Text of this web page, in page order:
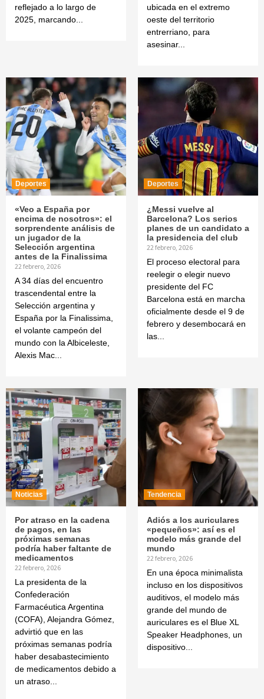
reflejado a lo largo de
2025, marcando...
ubicada en el extremo
oeste del territorio
entrerriano, para
asesinar...
Deportes
«Veo a España por
encima de nosotros»: el
sorprendente análisis de
un jugador de la
Selección argentina
antes de la Finalissima
22 febrero, 2026
A 34 días del encuentro
trascendental entre la
Selección argentina y
España por la Finalissima,
el volante campeón del
mundo con la Albiceleste,
Alexis Mac...
Deportes
¿Messi vuelve al
Barcelona? Los serios
planes de un candidato a
la presidencia del club
22 febrero, 2026
El proceso electoral para
reelegir o elegir nuevo
presidente del FC
Barcelona está en marcha
oficialmente desde el 9 de
febrero y desembocará en
las...
Noticias
Por atraso en la cadena
de pagos, en las
próximas semanas
podría haber faltante de
medicamentos
22 febrero, 2026
La presidenta de la
Confederación
Farmacéutica Argentina
(COFA), Alejandra Gómez,
advirtió que en las
próximas semanas podría
haber desabastecimiento
de medicamentos debido a
un atraso...
Tendencia
Adiós a los auriculares
«pequeños»: así es el
modelo más grande del
mundo
22 febrero, 2026
En una época minimalista
incluso en los dispositivos
auditivos, el modelo más
grande del mundo de
auriculares es el Blue XL
Speaker Headphones, un
dispositivo...